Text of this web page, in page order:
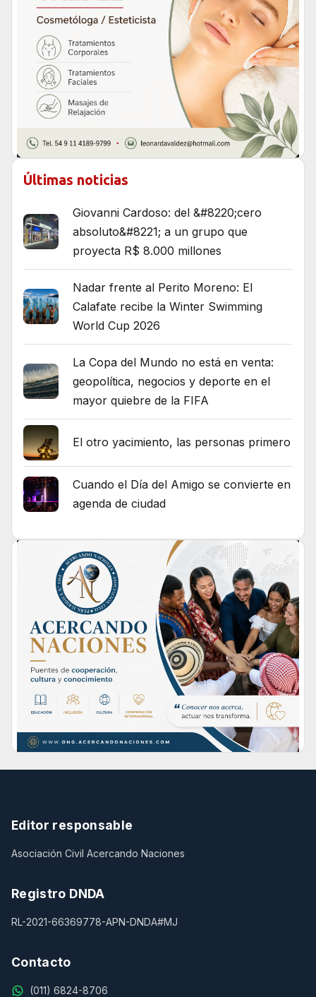
Últimas noticias
Giovanni Cardoso: del &#8220;cero
absoluto&#8221; a un grupo que
proyecta R$ 8.000 millones
Nadar frente al Perito Moreno: El
Calafate recibe la Winter Swimming
World Cup 2026
La Copa del Mundo no está en venta:
geopolítica, negocios y deporte en el
mayor quiebre de la FIFA
El otro yacimiento, las personas primero
Cuando el Día del Amigo se convierte en
agenda de ciudad
Editor responsable
Asociación Civil Acercando Naciones
Registro DNDA
RL-2021-66369778-APN-DNDA#MJ
Contacto
(011) 6824-8706